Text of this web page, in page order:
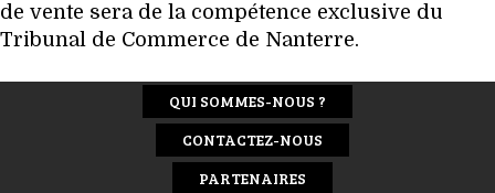
de vente sera de la compétence exclusive du
Tribunal de Commerce de Nanterre.
QUI SOMMES-NOUS ?
CONTACTEZ-NOUS
PARTENAIRES